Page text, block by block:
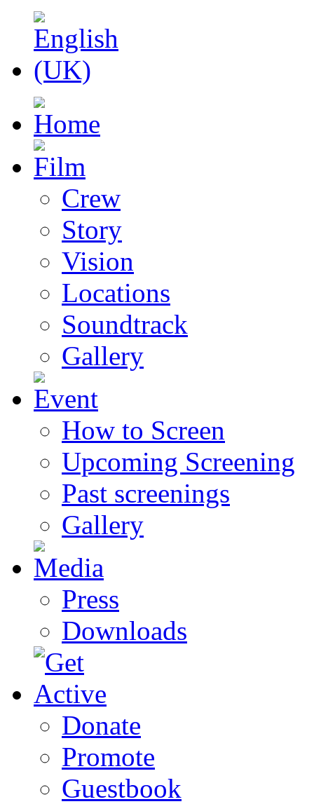
Crew
Story
Vision
Locations
Soundtrack
Gallery
How to Screen
Upcoming Screening
Past screenings
Gallery
Press
Downloads
Donate
Promote
Guestbook